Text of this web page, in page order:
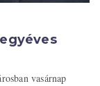
vasárnap